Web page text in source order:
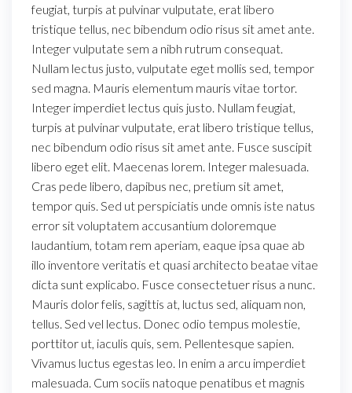
feugiat, turpis at pulvinar vulputate, erat libero
tristique tellus, nec bibendum odio risus sit amet ante.
Integer vulputate sem a nibh rutrum consequat.
Nullam lectus justo, vulputate eget mollis sed, tempor
sed magna. Mauris elementum mauris vitae tortor.
Integer imperdiet lectus quis justo. Nullam feugiat,
turpis at pulvinar vulputate, erat libero tristique tellus,
nec bibendum odio risus sit amet ante. Fusce suscipit
libero eget elit. Maecenas lorem. Integer malesuada.
Cras pede libero, dapibus nec, pretium sit amet,
tempor quis. Sed ut perspiciatis unde omnis iste natus
error sit voluptatem accusantium doloremque
laudantium, totam rem aperiam, eaque ipsa quae ab
illo inventore veritatis et quasi architecto beatae vitae
dicta sunt explicabo. Fusce consectetuer risus a nunc.
Mauris dolor felis, sagittis at, luctus sed, aliquam non,
tellus. Sed vel lectus. Donec odio tempus molestie,
porttitor ut, iaculis quis, sem. Pellentesque sapien.
Vivamus luctus egestas leo. In enim a arcu imperdiet
malesuada. Cum sociis natoque penatibus et magnis